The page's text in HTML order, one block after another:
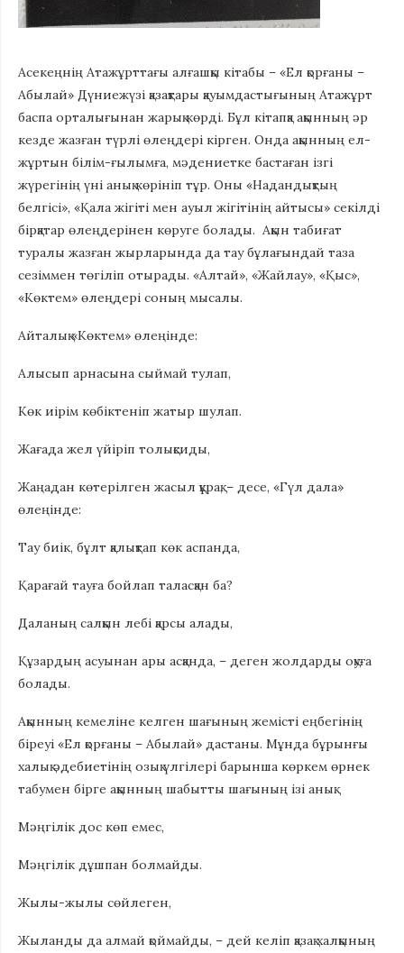
Асекеңнің Атажұрттағы алғашқы кітабы – «Ел қорғаны –
Абылай» Дүниежүзі қазақтары қауымдастығының Атажұрт
баспа орталығынан жарық көрді. Бұл кітапқа ақынның әр
кезде жазған түрлі өлеңдері кірген. Онда ақынның ел-
жұртын білім-ғылымға, мәдениетке бастаған ізгі
жүрегінің үні анық көрініп тұр. Оны «Надандықтың
белгісі», «Қала жігіті мен ауыл жігітінің айтысы» секілді
бірқатар өлеңдерінен көруге болады. Ақын табиғат
туралы жазған жырларында да тау бұлағындай таза
сезіммен төгіліп отырады. «Алтай», «Жайлау», «Қыс»,
«Көктем» өлеңдері соның мысалы.
Айталық «Көктем» өлеңінде:
Алысып арнасына сыймай тулап,
Көк иірім көбіктеніп жатыр шулап.
Жағада жел үйіріп толықсиды,
Жаңадан көтерілген жасыл құрақ, – десе, «Гүл дала»
өлеңінде:
Тау биік, бұлт қалықтап көк аспанда,
Қарағай тауға бойлап таласқан ба?
Даланың салқын лебі қарсы алады,
Құзардың асуынан ары асқанда, – деген жолдарды оқуға
болады.
Ақынның кемеліне келген шағының жемісті еңбегінің
біреуі «Ел қорғаны – Абылай» дастаны. Мұнда бұрынғы
халық әдебиетінің озық үлгілері барынша көркем өрнек
табумен бірге ақынның шабытты шағының ізі анық.
Мәңгілік дос көп емес,
Мәңгілік дұшпан болмайды.
Жылы-жылы сөйлеген,
Жыланды да алмай қоймайды, – дей келіп қазақ халқының